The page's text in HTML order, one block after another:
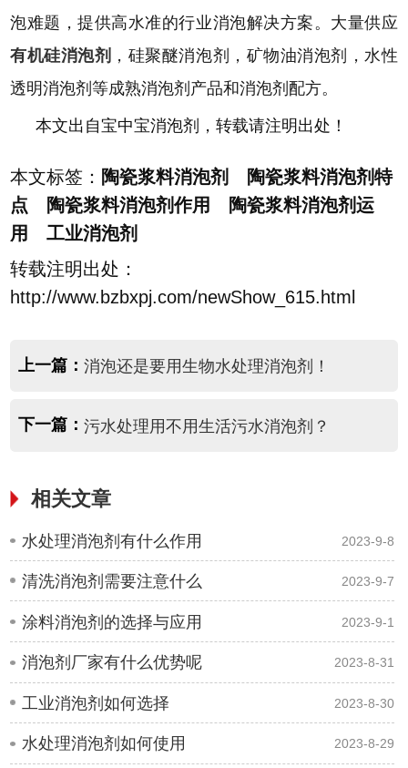
泡难题，提供高水准的行业消泡解决方案。大量供应
有机硅消泡剂 ，硅聚醚消泡剂，矿物油消泡剂，水性
透明消泡剂等成熟消泡剂产品和消泡剂配方。
本文出自宝中宝消泡剂，转载请注明出处！
本文标签： 陶瓷浆料消泡剂 陶瓷浆料消泡剂特
点 陶瓷浆料消泡剂作用 陶瓷浆料消泡剂运
用 工业消泡剂
转载注明出处：
http://www.bzbxpj.com/newShow_615.html
上一篇： 消泡还是要用生物水处理消泡剂！
下一篇： 污水处理用不用生活污水消泡剂？
相关文章
水处理消泡剂有什么作用 2023-9-8
清洗消泡剂需要注意什么 2023-9-7
涂料消泡剂的选择与应用 2023-9-1
消泡剂厂家有什么优势呢 2023-8-31
工业消泡剂如何选择 2023-8-30
水处理消泡剂如何使用 2023-8-29